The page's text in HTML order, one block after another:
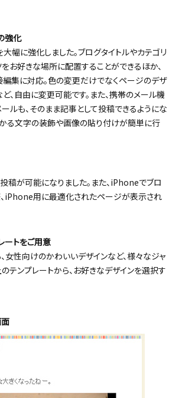
強化
幅に強化しました。ブログタイトルやカテゴリ
お好きな場所に配置することができるほか、
集に対応。色の変更だけでなくページのデザ
、自由に変更可能です。また、携帯のメール機
ルも、そのまま記事として投稿できるようにな
る文字の装飾や画像の貼り付けが簡単に行
稿が可能になりました。また、iPhoneでブロ
iPhone用に最適化されたページが表示され
トをご用意
女性向けのかわいいデザインなど、様々なジャ
テンプレートから、お好きなデザインを選択す
面